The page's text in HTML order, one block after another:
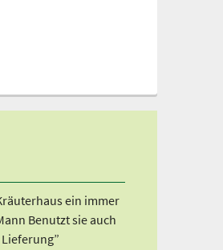
ein immer
Benutzt sie auch